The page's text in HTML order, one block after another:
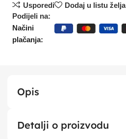
Usporedi
Dodaj u listu želja
Podijeli na:
Načini
plačanja:
Opis
Detalji o proizvodu